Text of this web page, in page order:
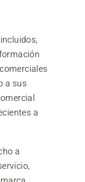
a sus
a
a